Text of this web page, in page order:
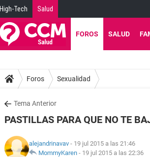
High-Tech Salud
FOROS SALUD
Foros Sexualidad
Tema Anterior
PASTILLAS PARA QUE NO TE
alejandrinavav - 19 jul 2015 a las 21:46
MommyKaren - 19 jul 2015 a las 22:36